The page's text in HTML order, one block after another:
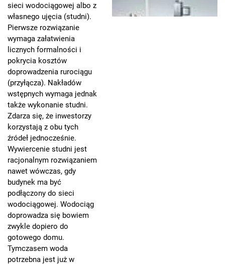
sieci wodociągowej albo z
własnego ujęcia (studni).
Pierwsze rozwiązanie
wymaga załatwienia
licznych formalności i
pokrycia kosztów
doprowadzenia rurociągu
(przyłącza). Nakładów
wstępnych wymaga jednak
także wykonanie studni.
Zdarza się, że inwestorzy
korzystają z obu tych
źródeł jednocześnie.
Wywiercenie studni jest
racjonalnym rozwiązaniem
nawet wówczas, gdy
budynek ma być
podłączony do sieci
wodociągowej. Wodociąg
doprowadza się bowiem
zwykle dopiero do
gotowego domu.
Tymczasem woda
potrzebna jest już w